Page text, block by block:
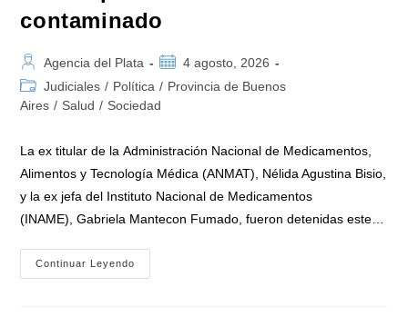
contaminado
Autor
de
la
Agencia del Plata
Publicación
de
la
4 agosto, 2026
Categoría
de
Judiciales / Política / Provincia de Buenos
Aires / Salud / Sociedad
La ex titular de la Administración Nacional de Medicamentos,
Alimentos y Tecnología Médica (ANMAT), Nélida Agustina Bisio,
y la ex jefa del Instituto Nacional de Medicamentos
(INAME), Gabriela Mantecon Fumado, fueron detenidas este…
Continuar Leyendo
Justicia